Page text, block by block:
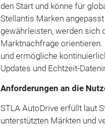
den Start und könne für
Stellantis Marken
gewährleisten, werden sich
Marktnachfrage orientieren.
und ermögliche
Updates und Echtzeit-
Anforderungen an die
STLA AutoDrive erfüllt laut
unterstützten Märkten und